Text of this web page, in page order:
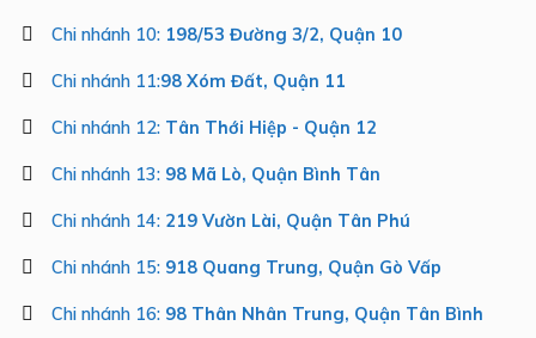
Chi nhánh 10: 198/53 Đường 3/2, Quận 10
Chi nhánh 11:98 Xóm Đất, Quận 11
Chi nhánh 12: Tân Thới Hiệp - Quận 12
Chi nhánh 13: 98 Mã Lò, Quận Bình Tân
Chi nhánh 14: 219 Vườn Lài, Quận Tân Phú
Chi nhánh 15: 918 Quang Trung, Quận Gò Vấp
Chi nhánh 16: 98 Thân Nhân Trung, Quận Tân Bình